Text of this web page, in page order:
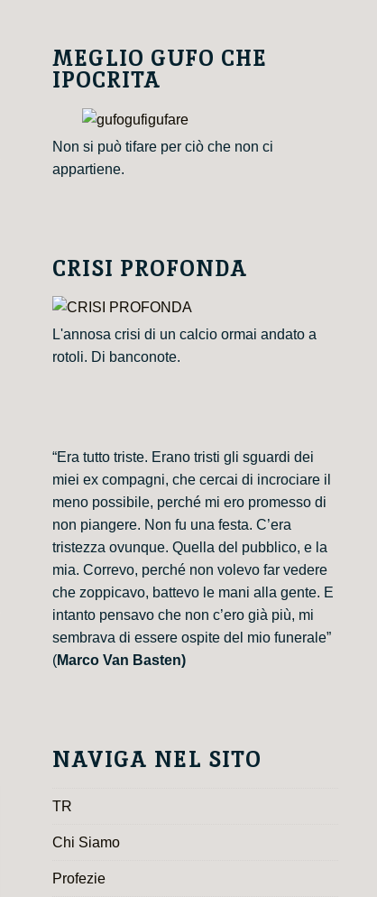
MEGLIO GUFO CHE
IPOCRITA
Non si può tifare per ciò che non ci
appartiene.
CRISI PROFONDA
L'annosa crisi di un calcio ormai andato a
rotoli. Di banconote.
“Era tutto triste. Erano tristi gli sguardi dei
miei ex compagni, che cercai di incrociare il
meno possibile, perché mi ero promesso di
non piangere. Non fu una festa. C’era
tristezza ovunque. Quella del pubblico, e la
mia. Correvo, perché non volevo far vedere
che zoppicavo, battevo le mani alla gente. E
intanto pensavo che non c’ero già più, mi
sembrava di essere ospite del mio funerale”
(Marco Van Basten)
NAVIGA NEL SITO
TR
Chi Siamo
Profezie